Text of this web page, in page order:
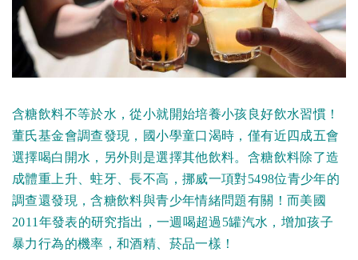
含糖飲料不等於水，從小就開始培養小孩良好飲水習慣！
董氏基金會調查發現，國小學童口渴時，僅有近四成五會
選擇喝白開水，另外則是選擇其他飲料。含糖飲料除了造
成體重上升、蛀牙、長不高，挪威一項對5498位青少年的
調查還發現，含糖飲料與青少年情緒問題有關！而美國
2011年發表的研究指出，一週喝超過5罐汽水，增加孩子
暴力行為的機率，和酒精、菸品一樣！